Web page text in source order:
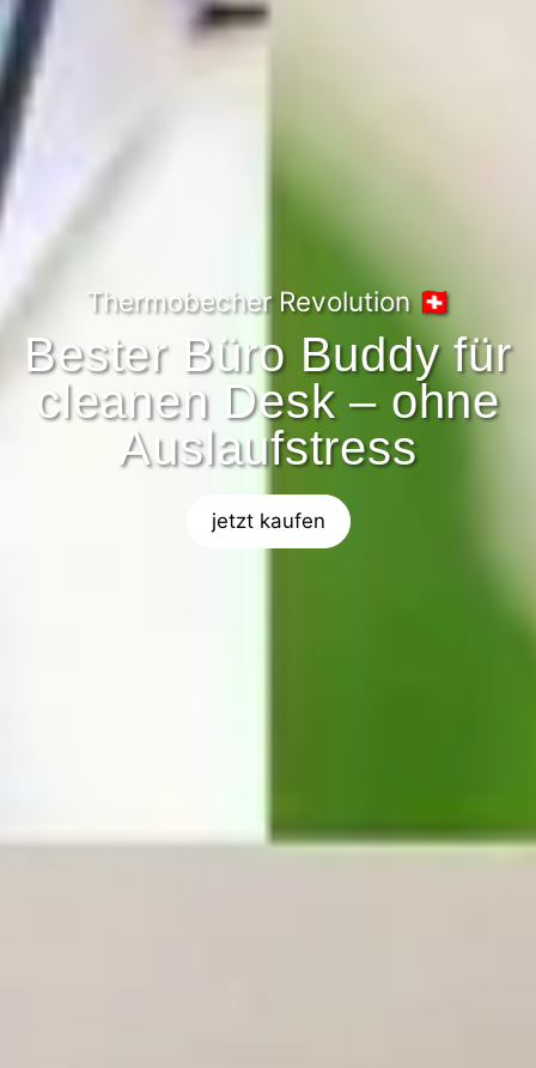
Thermobecher Revolution 🇨🇭
Bester Büro Buddy für
cleanen Desk – ohne
Auslaufstress
jetzt kaufen